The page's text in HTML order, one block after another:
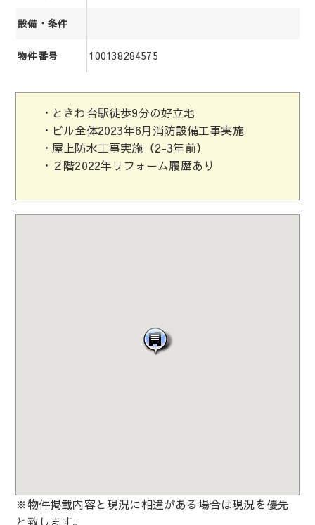
設備・条件
物件番号 100138284575
・ときわ台駅徒歩9分の好立地
・ビル全体2023年6月消防設備工事実施
・屋上防水工事実施（2-3年前）
・２階2022年リフォーム履歴あり
※物件掲載内容と現況に相違がある場合は現況を優先
と致します。